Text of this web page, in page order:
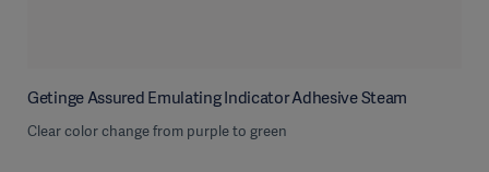
Getinge Assured Emulating Indicator Adhesive Steam
Clear color change from purple to green